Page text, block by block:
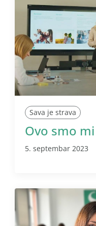
Sava je strava
Ovo smo mi
5. septembar 2023